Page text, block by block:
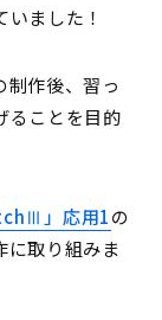
ました！
制作後、習っ
ることを目的
」応用1の
に取り組みま